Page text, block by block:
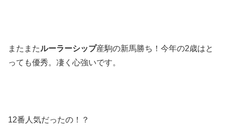
またまたルーラーシップ産駒の新馬勝ち！今年の2歳はと
っても優秀。凄く心強いです。
12番人気だったの！？